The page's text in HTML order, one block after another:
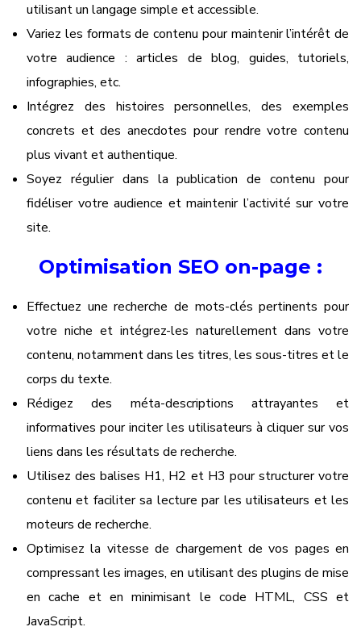
utilisant un langage simple et accessible.
Variez les formats de contenu pour maintenir l’intérêt de
votre audience : articles de blog, guides, tutoriels,
infographies, etc.
Intégrez des histoires personnelles, des exemples
concrets et des anecdotes pour rendre votre contenu
plus vivant et authentique.
Soyez régulier dans la publication de contenu pour
fidéliser votre audience et maintenir l’activité sur votre
site.
Optimisation SEO on-page :
Effectuez une recherche de mots-clés pertinents pour
votre niche et intégrez-les naturellement dans votre
contenu, notamment dans les titres, les sous-titres et le
corps du texte.
Rédigez des méta-descriptions attrayantes et
informatives pour inciter les utilisateurs à cliquer sur vos
liens dans les résultats de recherche.
Utilisez des balises H1, H2 et H3 pour structurer votre
contenu et faciliter sa lecture par les utilisateurs et les
moteurs de recherche.
Optimisez la vitesse de chargement de vos pages en
compressant les images, en utilisant des plugins de mise
en cache et en minimisant le code HTML, CSS et
JavaScript.